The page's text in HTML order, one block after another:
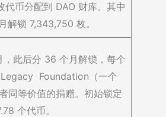
币分配到 DAO 财库。其中
解锁 7,343,750 枚。
此后分 36 个月解锁，每个
Foundation（一个
同等价值的捐赠。初始锁定
个代币。